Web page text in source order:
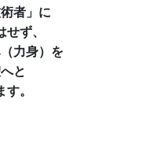
者」に
ず、
力身）を
と
。